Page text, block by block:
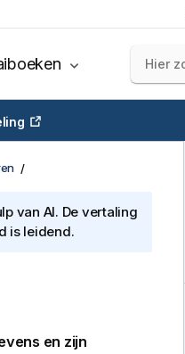
van AI. De vertaling
is leidend.
en zijn